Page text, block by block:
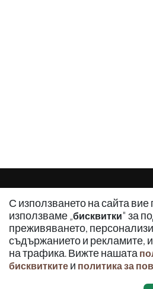
С използването на сайта вие
използваме „бисквитки" за
преживяването,
съдържанието и рекламите,
на трафика. Вижте нашата
бисквитките и политика за